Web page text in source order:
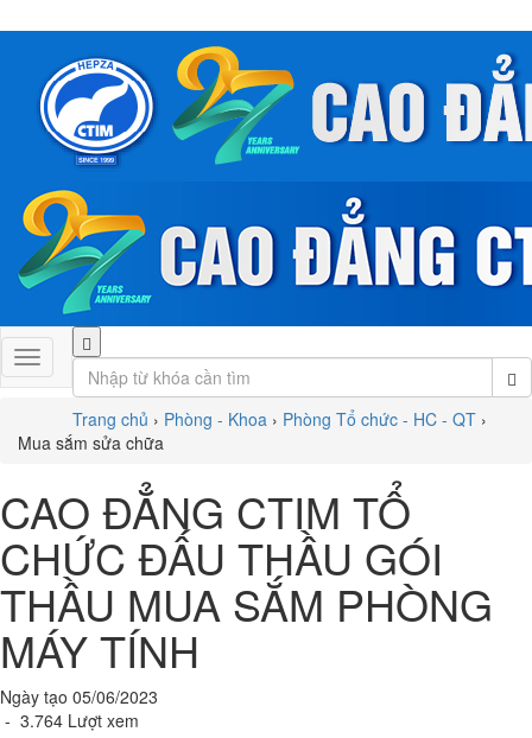
Trang chủ › Phòng - Khoa › Phòng Tổ chức - HC - QT ›
Mua sắm sửa chữa
CAO ĐẲNG CTIM TỔ
CHỨC ĐẤU THẦU GÓI
THẦU MUA SẮM PHÒNG
MÁY TÍNH
Ngày tạo 05/06/2023
- 3.764 Lượt xem